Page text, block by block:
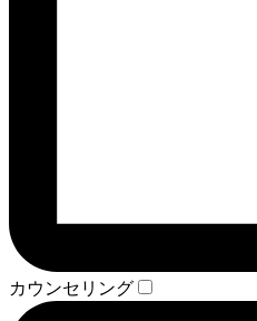
カウンセリング